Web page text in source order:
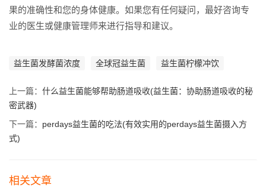
果的准确性和您的身体健康。如果您有任何疑问，最好咨询专
业的医生或健康管理师来进行指导和建议。
益生菌发酵菌浓度 全球冠益生菌 益生菌柠檬冲饮
上一篇： 什么益生菌能够帮助肠道吸收(益生菌：协助肠道吸收的秘
密武器)
下一篇： perdays益生菌的吃法(有效实用的perdays益生菌摄入方
式)
相关文章